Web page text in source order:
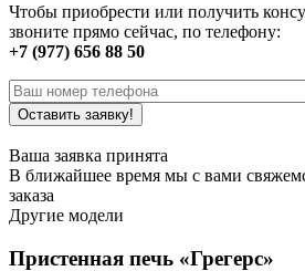
Чтобы приобрести или получить
звоните прямо сейчас, по телефону:
+7 (977) 656 88 50
Ваша заявка принята
В ближайшее время мы с вами
заказа
Другие модели
Пристенная печь «Грегерс»